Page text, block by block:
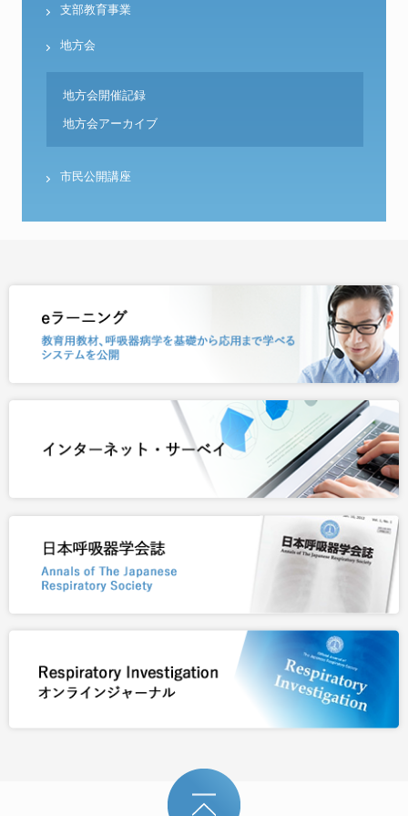
支部教育事業
地方会
地方会開催記録
地方会アーカイブ
市民公開講座